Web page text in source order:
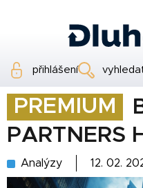
přihlášení
PREMIUM
PARTNERS
Analýzy 12. 02.